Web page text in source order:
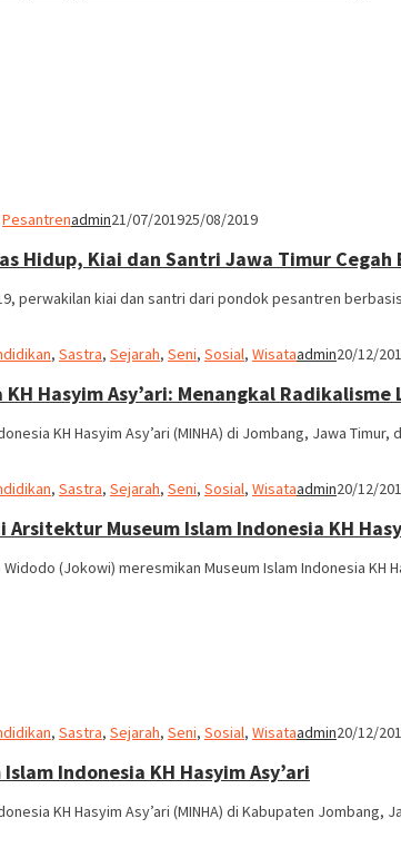
Pesantrenadmin21/07/201925/08/2019
Hidup, Kiai dan Santri Jawa Timur Cegah
perwakilan kiai dan santri dari pondok pesantren
, Sastra, Sejarah, Seni, Sosial, Wisataadmin20/12/
Hasyim Asy’ari: Menangkal Radikalisme
KH Hasyim Asy’ari (MINHA) di Jombang, Jawa
, Sastra, Sejarah, Seni, Sosial, Wisataadmin20/12/
Museum Islam Indonesia KH
(Jokowi) meresmikan Museum Islam Indonesia KH
, Sastra, Sejarah, Seni, Sosial, Wisataadmin20/12/
Indonesia KH Hasyim Asy’ari
KH Hasyim Asy’ari (MINHA) di Kabupaten Jombang,